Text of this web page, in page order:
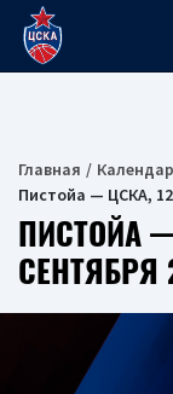
Главная
Пистойа — ЦСКА,
ПИСТОЙА
СЕНТЯБРЯ